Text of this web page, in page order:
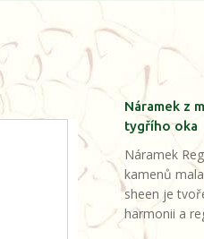
Náramek z
tygřího oka
Náramek
kamenů
sheen je
harmonii a